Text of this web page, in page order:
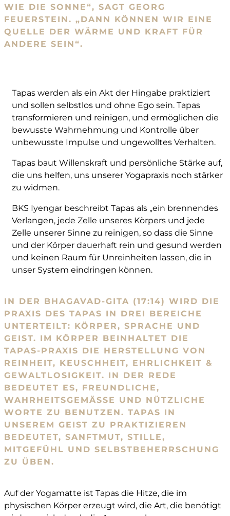
WIE DIE SONNE“, SAGT GEORG
FEUERSTEIN. „DANN KÖNNEN WIR EINE
QUELLE DER WÄRME UND KRAFT FÜR
ANDERE SEIN“.
Tapas werden als ein Akt der Hingabe praktiziert
und sollen selbstlos und ohne Ego sein. Tapas
transformieren und reinigen, und ermöglichen die
bewusste Wahrnehmung und Kontrolle über
unbewusste Impulse und ungewolltes Verhalten.
Tapas baut Willenskraft und persönliche Stärke auf,
die uns helfen, uns unserer Yogapraxis noch stärker
zu widmen.
BKS Iyengar beschreibt Tapas als „ein brennendes
Verlangen, jede Zelle unseres Körpers und jede
Zelle unserer Sinne zu reinigen, so dass die Sinne
und der Körper dauerhaft rein und gesund werden
und keinen Raum für Unreinheiten lassen, die in
unser System eindringen können.
IN DER BHAGAVAD-GITA (17:14) WIRD DIE
PRAXIS DES TAPAS IN DREI BEREICHE
UNTERTEILT: KÖRPER, SPRACHE UND
GEIST. IM KÖRPER BEINHALTET DIE
TAPAS-PRAXIS DIE HERSTELLUNG VON
REINHEIT, KEUSCHHEIT, EHRLICHKEIT &
GEWALTLOSIGKEIT. IN DER REDE
BEDEUTET ES, FREUNDLICHE,
WAHRHEITSGEMÄSSE UND NÜTZLICHE W
ORTE ZU BENUTZEN. TAPAS IN U
NSEREM GEIST ZU PRAKTIZIEREN B
EDEUTET, SANFTMUT, STILLE, M
ITGEFÜHL UND SELBSTBEHERRSCHUNG Z
U ÜBEN.
Auf der Yogamatte ist Tapas die Hitze, die im
physischen Körper erzeugt wird, die Art, die benötigt